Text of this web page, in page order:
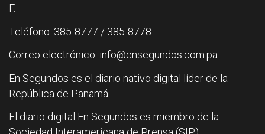
F.
Teléfono: 385-8777 / 385-8778
Correo electrónico: info@ensegundos.com.pa
En Segundos es el diario nativo digital líder de la
República de Panamá.
El diario digital En Segundos es miembro de la